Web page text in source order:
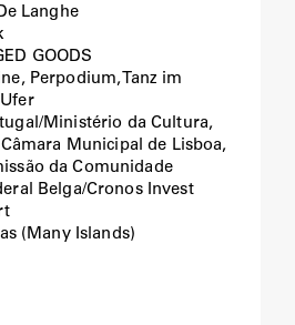
Langhe
GOODS
Perpodium, Tanz im
Ministério da Cultura,
Municipal de Lisboa,
da Comunidade
Belga/Cronos Invest
(Many Islands)